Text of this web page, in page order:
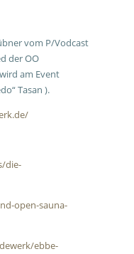
vom P/Vodcast
der OO
am Event
Tasan ).
die-
open-sauna-
ebbe-